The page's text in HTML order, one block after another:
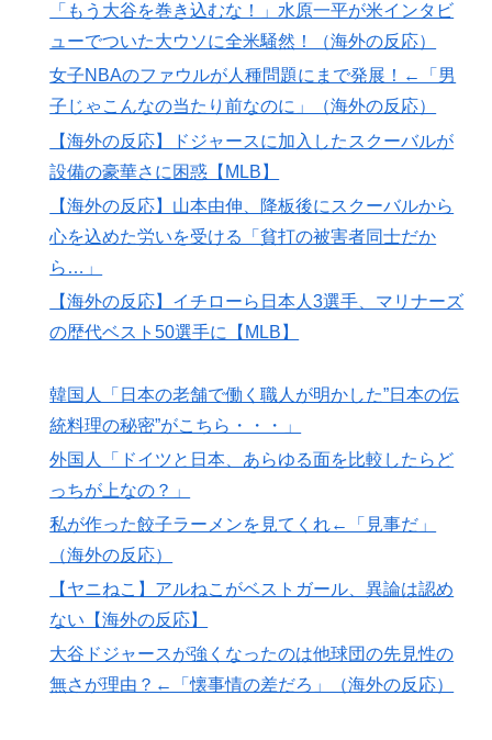
「もう大谷を巻き込むな！」水原一平が米インタビ
ューでついた大ウソに全米騒然！（海外の反応）
女子NBAのファウルが人種問題にまで発展！←「男
子じゃこんなの当たり前なのに」（海外の反応）
【海外の反応】ドジャースに加入したスクーバルが
設備の豪華さに困惑【MLB】
【海外の反応】山本由伸、降板後にスクーバルから
心を込めた労いを受ける「貧打の被害者同士だか
ら…」
【海外の反応】イチローら日本人3選手、マリナーズ
の歴代ベスト50選手に【MLB】
韓国人「日本の老舗で働く職人が明かした”日本の伝
統料理の秘密”がこちら・・・」
外国人「ドイツと日本、あらゆる面を比較したらど
っちが上なの？」
私が作った餃子ラーメンを見てくれ←「見事だ」
（海外の反応）
【ヤニねこ】アルねこがベストガール、異論は認め
ない【海外の反応】
大谷ドジャースが強くなったのは他球団の先見性の
無さが理由？←「懐事情の差だろ」（海外の反応）